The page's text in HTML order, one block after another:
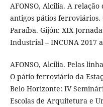
AFONSO, Alcilia. A
antigos pátios ferroviários.
Paraíba. Gijón: XIX
Industrial – INCUNA 2017
AFONSO, Alcilia. Pelas
O pátio ferroviário da
Belo Horizonte: IV
Escolas de Arquitetura e